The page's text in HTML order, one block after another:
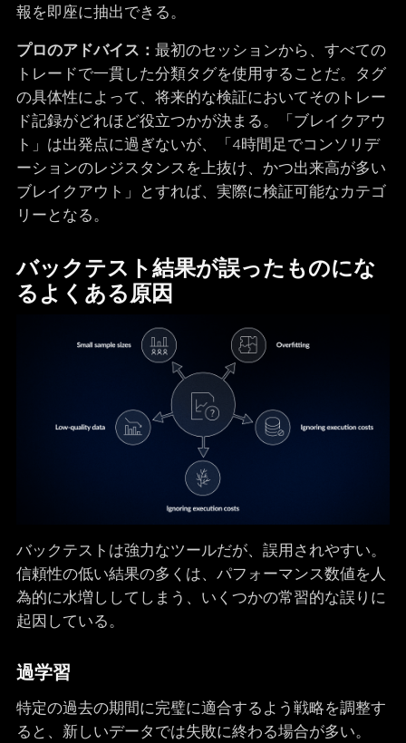
報を即座に抽出できる。
プロのアドバイス： 最初のセッションから、すべての
トレードで一貫した分類タグを使用することだ。タグ
の具体性によって、将来的な検証においてそのトレー
ド記録がどれほど役立つかが決まる。「ブレイクアウ
ト」は出発点に過ぎないが、「4時間足でコンソリデ
ーションのレジスタンスを上抜け、かつ出来高が多い
ブレイクアウト」とすれば、実際に検証可能なカテゴ
リーとなる。
バックテスト結果が誤ったものにな
るよくある原因
バックテストは強力なツールだが、誤用されやすい。
信頼性の低い結果の多くは、パフォーマンス数値を人
為的に水増ししてしまう、いくつかの常習的な誤りに
起因している。
過学習
特定の過去の期間に完璧に適合するよう戦略を調整す
ると、新しいデータでは失敗に終わる場合が多い。